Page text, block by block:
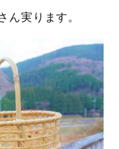
実ります。